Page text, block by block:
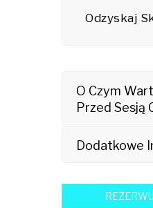
Odzyskaj
O Czym
Przed Sesją
Dodatkowe